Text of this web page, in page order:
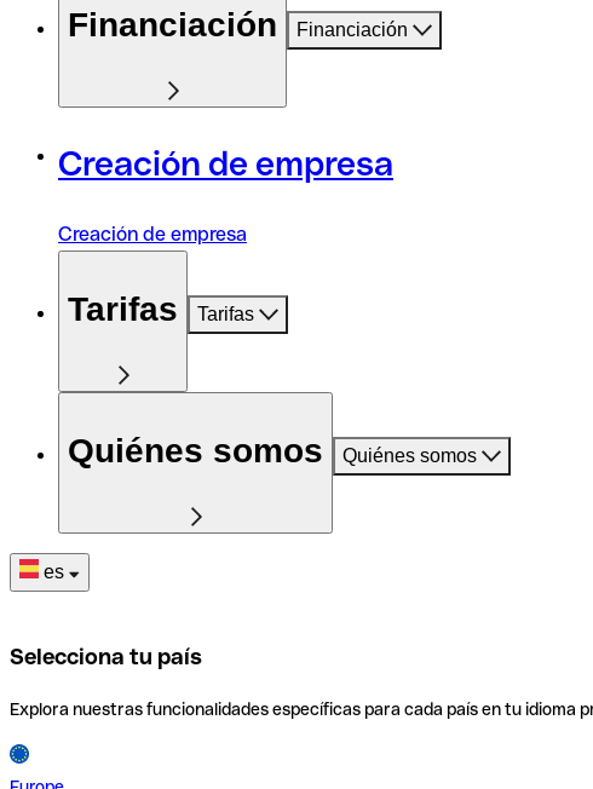
Financiación Financiación
Creación de empresa
Creación de empresa
Tarifas Tarifas
Quiénes somos Quiénes somos
es
Selecciona tu país
Explora nuestras funcionalidades específicas para cada país en tu idioma